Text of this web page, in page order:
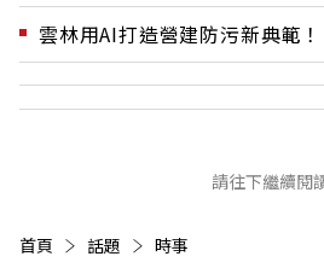
雲林用AI打造營建防污新典範！
請往下繼續閱
首頁 話題 時事